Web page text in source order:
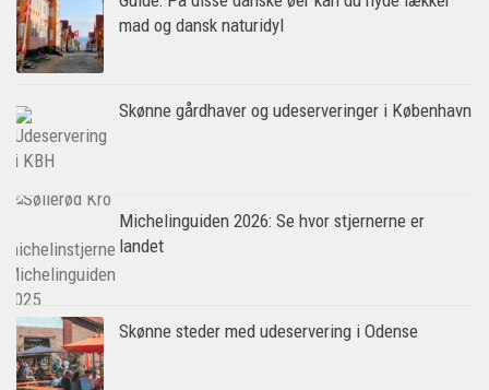
mad og dansk naturidyl
Skønne gårdhaver og udeserveringer i København
Michelinguiden 2026: Se hvor stjernerne er
landet
Skønne steder med udeservering i Odense